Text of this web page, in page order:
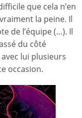
que cela n’en
la peine. Il
de l’équipe (…). Il
du côté
avec lui plusieurs
occasion.